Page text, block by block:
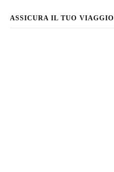
ASSICURA IL TUO VIAGGIO